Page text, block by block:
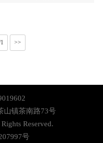
>>
山镇茶南路73号
Reserved.
号